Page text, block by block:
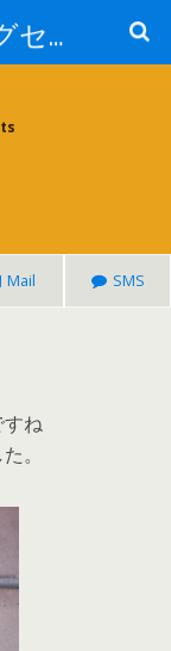
レーザーカッティングセンター 株式会社 中本鉄工所
Mail SMS
すね
。